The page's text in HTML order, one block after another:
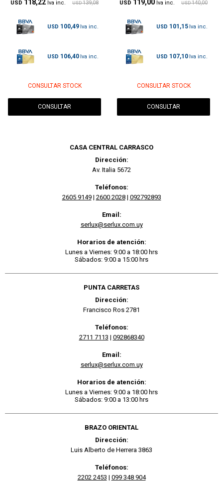
USD 118,22 USD 139,08
USD 100,49
USD 106,40
CONSULTAR STOCK
CONSULTAR
USD 119,00 USD 140,00
USD 101,15
USD 107,10
CONSULTAR STOCK
CONSULTAR
CASA CENTRAL CARRASCO
Dirección:
Av. Italia 5672
Teléfonos:
2605 9149| 2600 2028| 092792893
Email:
serlux@serlux.com.uy
Horarios de atención:
Lunes a Viernes: 9:00 a 18:00 hrs
Sábados: 9:00 a 15:00 hrs
PUNTA CARRETAS
Dirección:
Francisco Ros 2781
Teléfonos:
2711 7113 | 092868340
Email:
serlux@serlux.com.uy
Horarios de atención:
Lunes a Viernes: 9:00 a 18:00 hrs
Sábados: 9:00 a 13:00 hrs
BRAZO ORIENTAL
Dirección:
Luis Alberto de Herrera 3863
Teléfonos:
2202 2453 | 099 348 904